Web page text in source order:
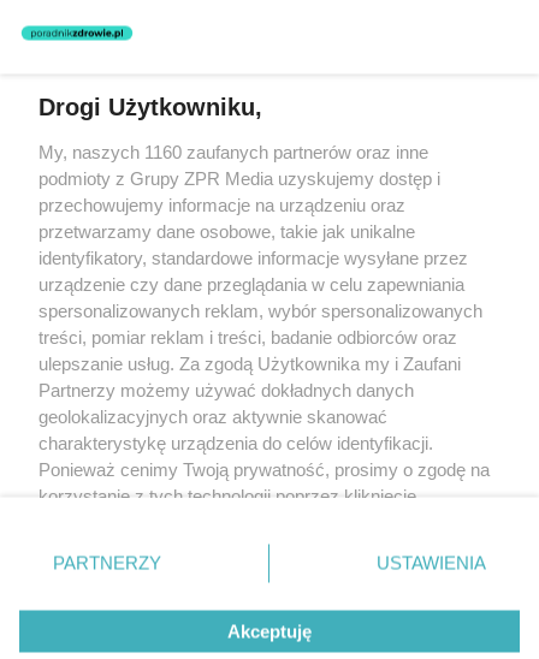
rozpowszechniany lub dalej rozpowszechniany w jakikolwiek sposób
(w tym także elektroniczny lub mechaniczny) na jakimkolwiek polu
eksploatacji w jakiejkolwiek formie, włącznie z umieszczaniem w
Internecie bez pisemnej zgody właściciela praw. Jakiekolwiek użycie
lub wykorzystanie utworów w całości lub w części z naruszeniem
prawa, tzn. bez właściwej zgody, jest zabronione pod groźbą kary i
może być ścigane prawnie.
O nas
Informacje prawne
Nasze serwisy
Drogi Użytkowniku,
My, naszych 1160 zaufanych partnerów oraz inne
podmioty z Grupy ZPR Media uzyskujemy dostęp i
przechowujemy informacje na urządzeniu oraz
przetwarzamy dane osobowe, takie jak unikalne
identyfikatory, standardowe informacje wysyłane przez
urządzenie czy dane przeglądania w celu zapewniania
spersonalizowanych reklam, wybór spersonalizowanych
treści, pomiar reklam i treści, badanie odbiorców oraz
ulepszanie usług. Za zgodą Użytkownika my i Zaufani
Partnerzy możemy używać dokładnych danych
geolokalizacyjnych oraz aktywnie skanować
charakterystykę urządzenia do celów identyfikacji.
Ponieważ cenimy Twoją prywatność, prosimy o zgodę na
korzystanie z tych technologii poprzez kliknięcie
zmienić/wycofać klikając przycisk ustawień prywatności
znajdujący się w lewym dolnym rogu strony
rodzaje przetwarzania danych nie wymagają zgody
użytkownika, ale masz prawo sprzeciwić się takiemu
PARTNERZY USTAWIENIA
Akceptuję